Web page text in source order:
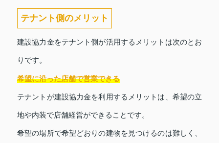
テナント側のメリット
建設協力金をテナント側が活用するメリットは次のとお
りです。
希望に沿った店舗で営業できる
テナントが建設協力金を利用するメリットは、希望の立
地や内装で店舗経営ができることです。
希望の場所で希望どおりの建物を見つけるのは難しく、